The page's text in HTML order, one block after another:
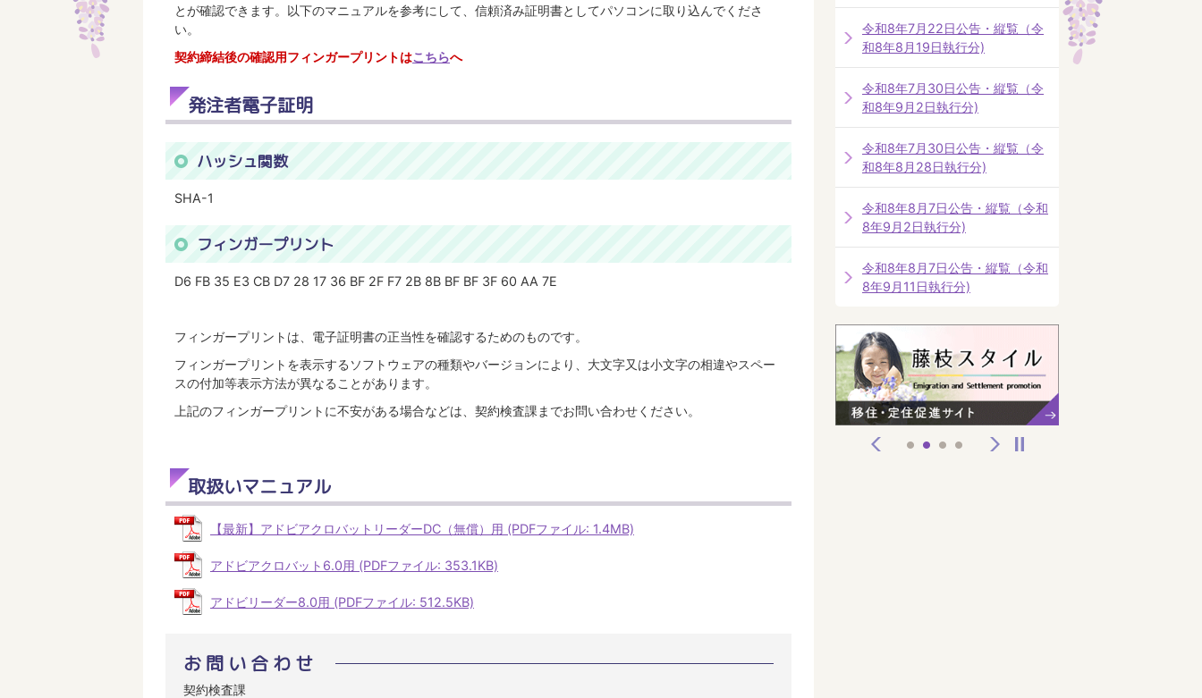
とが確認できます。以下のマニュアルを参考にして、信頼済み証明書としてパソコンに取り込んでくださ
い。
契約締結後の確認用フィンガープリントはこちらへ
発注者電子証明
ハッシュ関数
SHA-1
フィンガープリント
D6 FB 35 E3 CB D7 28 17 36 BF 2F F7 2B 8B BF BF 3F 60 AA 7E
フィンガープリントは、電子証明書の正当性を確認するためのものです。
フィンガープリントを表示するソフトウェアの種類やバージョンにより、大文字又は小文字の相違やスペー
スの付加等表示方法が異なることがあります。
上記のフィンガープリントに不安がある場合などは、契約検査課までお問い合わせください。
取扱いマニュアル
【最新】アドビアクロバットリーダーDC（無償）用 (PDFファイル: 1.4MB)
アドビアクロバット6.0用 (PDFファイル: 353.1KB)
アドビリーダー8.0用 (PDFファイル: 512.5KB)
お問い合わせ
契約検査課
令和8年7月22日公告・縦覧（令
和8年8月19日執行分)
令和8年7月30日公告・縦覧（令
和8年9月2日執行分)
令和8年7月30日公告・縦覧（令
和8年8月28日執行分)
令和8年8月7日公告・縦覧（令和
8年9月2日執行分)
令和8年8月7日公告・縦覧（令和
8年9月11日執行分)